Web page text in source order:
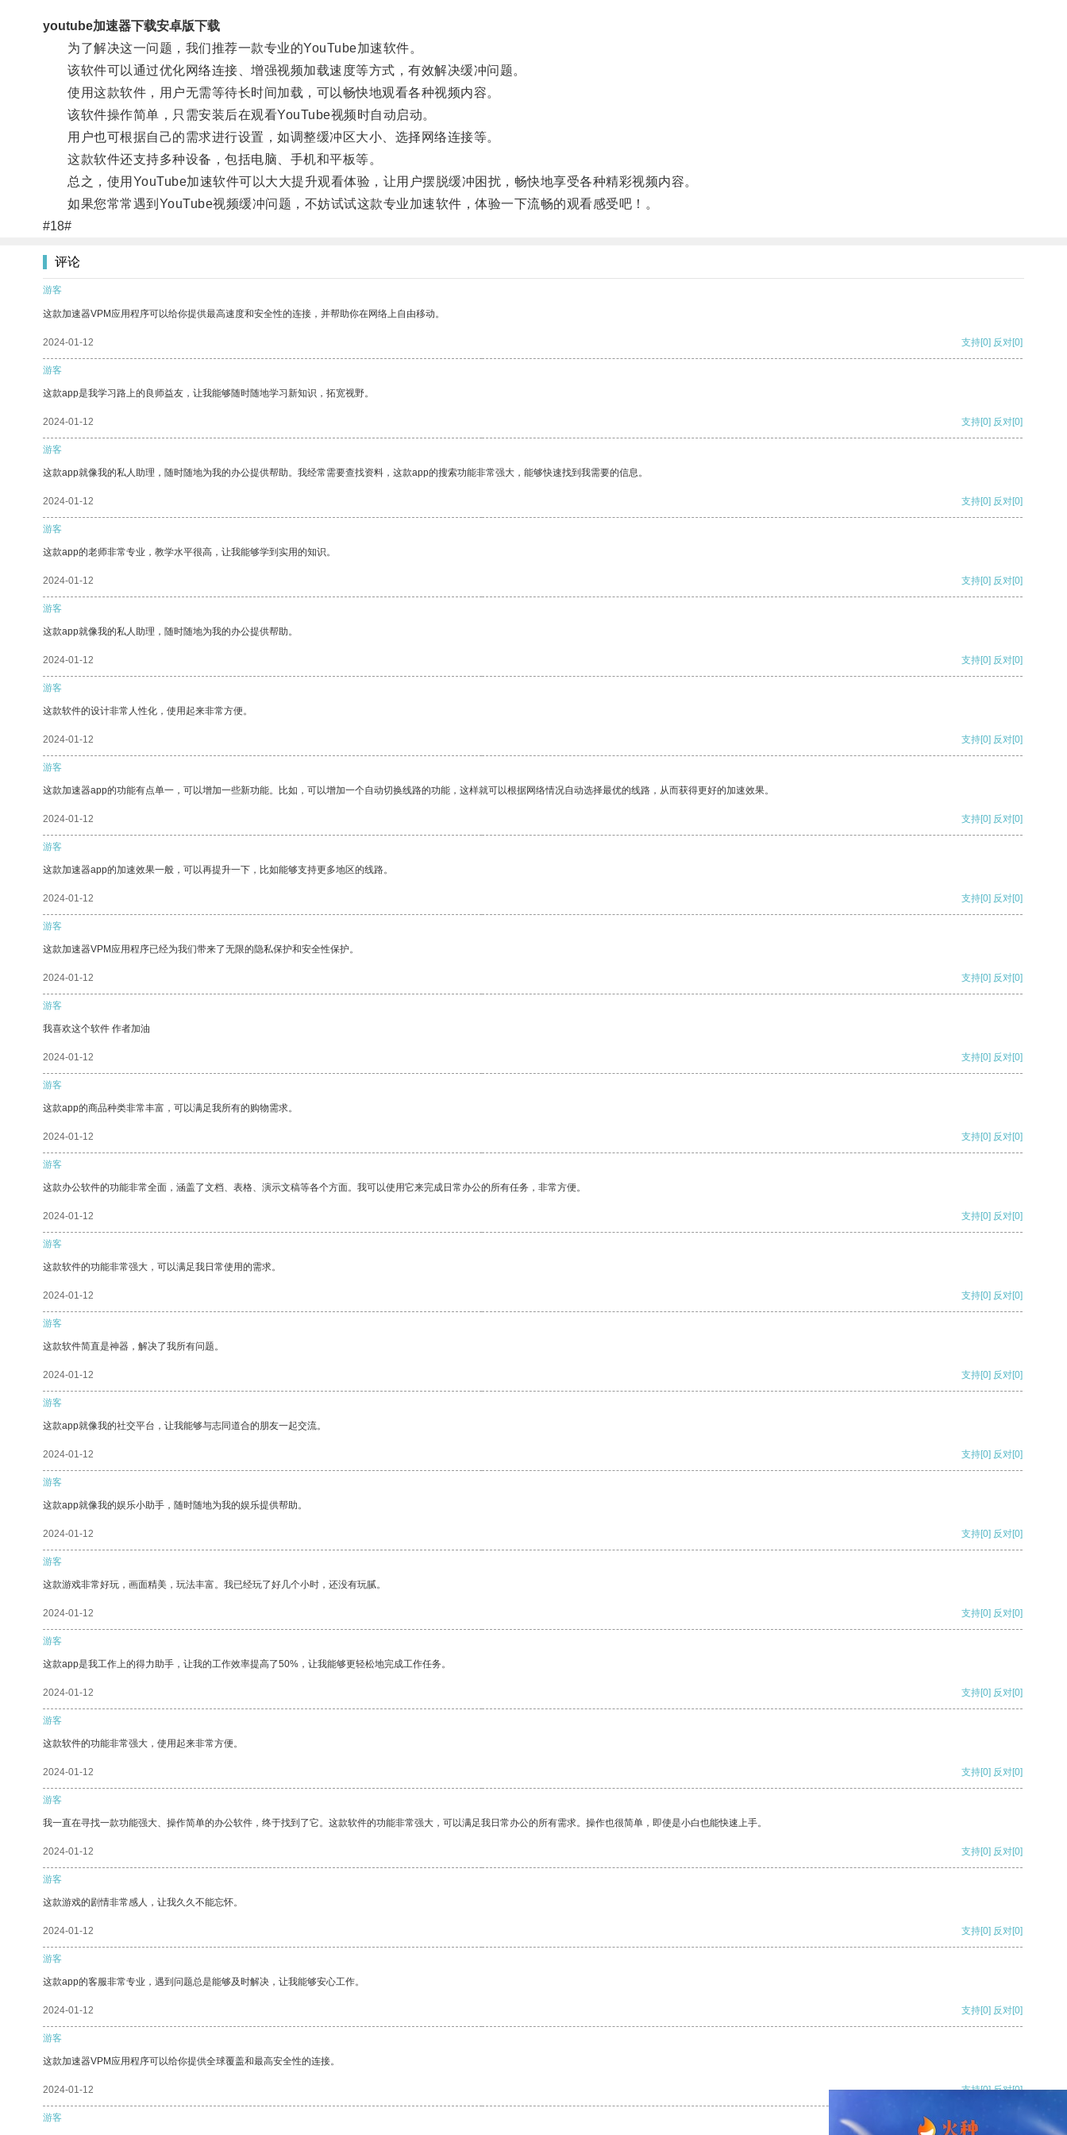
youtube加速器下载安卓版下载
为了解决这一问题，我们推荐一款专业的YouTube加速软件。
该软件可以通过优化网络连接、增强视频加载速度等方式，有效解决缓冲问题。
使用这款软件，用户无需等待长时间加载，可以畅快地观看各种视频内容。
该软件操作简单，只需安装后在观看YouTube视频时自动启动。
用户也可根据自己的需求进行设置，如调整缓冲区大小、选择网络连接等。
这款软件还支持多种设备，包括电脑、手机和平板等。
总之，使用YouTube加速软件可以大大提升观看体验，让用户摆脱缓冲困扰，畅快地享受各种精彩视频内容。
如果您常常遇到YouTube视频缓冲问题，不妨试试这款专业加速软件，体验一下流畅的观看感受吧！。
#18#
评论
游客
这款加速器VPM应用程序可以给你提供最高速度和安全性的连接，并帮助你在网络上自由移动。
2024-01-12 支持[0] 反对[0]
游客
这款app是我学习路上的良师益友，让我能够随时随地学习新知识，拓宽视野。
2024-01-12 支持[0] 反对[0]
游客
这款app就像我的私人助理，随时随地为我的办公提供帮助。我经常需要查找资料，这款app的搜索功能非常强大，能够快速找到我需要的信息。
2024-01-12 支持[0] 反对[0]
游客
这款app的老师非常专业，教学水平很高，让我能够学到实用的知识。
2024-01-12 支持[0] 反对[0]
游客
这款app就像我的私人助理，随时随地为我的办公提供帮助。
2024-01-12 支持[0] 反对[0]
游客
这款软件的设计非常人性化，使用起来非常方便。
2024-01-12 支持[0] 反对[0]
游客
这款加速器app的功能有点单一，可以增加一些新功能。比如，可以增加一个自动切换线路的功能，这样就可以根据网络情况自动选择最优的线路，从而获得更好的加速效果。
2024-01-12 支持[0] 反对[0]
游客
这款加速器app的加速效果一般，可以再提升一下，比如能够支持更多地区的线路。
2024-01-12 支持[0] 反对[0]
游客
这款加速器VPM应用程序已经为我们带来了无限的隐私保护和安全性保护。
2024-01-12 支持[0] 反对[0]
游客
我喜欢这个软件 作者加油
2024-01-12 支持[0] 反对[0]
游客
这款app的商品种类非常丰富，可以满足我所有的购物需求。
2024-01-12 支持[0] 反对[0]
游客
这款办公软件的功能非常全面，涵盖了文档、表格、演示文稿等各个方面。我可以使用它来完成日常办公的所有任务，非常方便。
2024-01-12 支持[0] 反对[0]
游客
这款软件的功能非常强大，可以满足我日常使用的需求。
2024-01-12 支持[0] 反对[0]
游客
这款软件简直是神器，解决了我所有问题。
2024-01-12 支持[0] 反对[0]
游客
这款app就像我的社交平台，让我能够与志同道合的朋友一起交流。
2024-01-12 支持[0] 反对[0]
游客
这款app就像我的娱乐小助手，随时随地为我的娱乐提供帮助。
2024-01-12 支持[0] 反对[0]
游客
这款游戏非常好玩，画面精美，玩法丰富。我已经玩了好几个小时，还没有玩腻。
2024-01-12 支持[0] 反对[0]
游客
这款app是我工作上的得力助手，让我的工作效率提高了50%，让我能够更轻松地完成工作任务。
2024-01-12 支持[0] 反对[0]
游客
这款软件的功能非常强大，使用起来非常方便。
2024-01-12 支持[0] 反对[0]
游客
我一直在寻找一款功能强大、操作简单的办公软件，终于找到了它。这款软件的功能非常强大，可以满足我日常办公的所有需求。操作也很简单，即使是小白也能快速上手。
2024-01-12 支持[0] 反对[0]
游客
这款游戏的剧情非常感人，让我久久不能忘怀。
2024-01-12 支持[0] 反对[0]
游客
这款app的客服非常专业，遇到问题总是能够及时解决，让我能够安心工作。
2024-01-12 支持[0] 反对[0]
游客
这款加速器VPM应用程序可以给你提供全球覆盖和最高安全性的连接。
2024-01-12 支持[0] 反对[0]
游客